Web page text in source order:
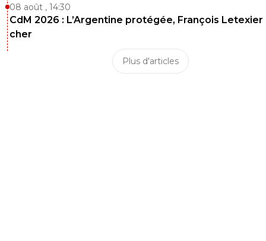
08 août , 14:30
CdM 2026 : L’Argentine protégée, François Letexier
cher
Plus d'articles